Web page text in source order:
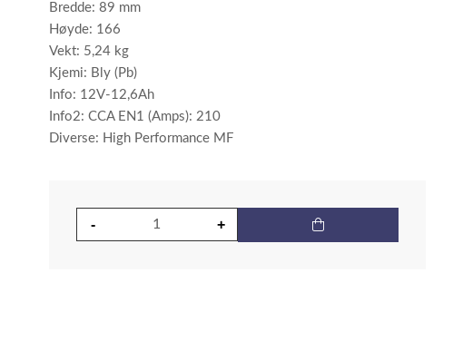
Bredde: 89 mm
Høyde: 166
Vekt: 5,24 kg
Kjemi: Bly (Pb)
Info: 12V-12,6Ah
Info2: CCA EN1 (Amps): 210
Diverse: High Performance MF